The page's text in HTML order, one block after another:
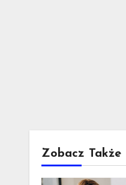
Zobacz Także